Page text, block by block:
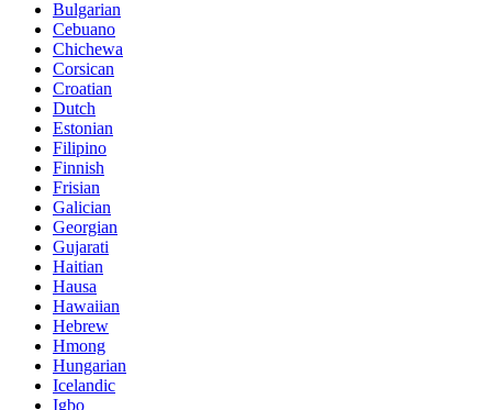
Bulgarian
Cebuano
Chichewa
Corsican
Croatian
Dutch
Estonian
Filipino
Finnish
Frisian
Galician
Georgian
Gujarati
Haitian
Hausa
Hawaiian
Hebrew
Hmong
Hungarian
Icelandic
Igbo